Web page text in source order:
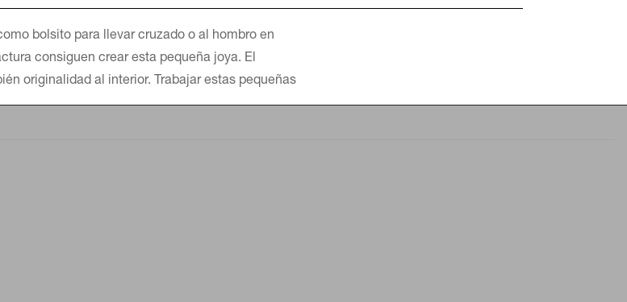
bolsito para llevar cruzado o al hombro en
consiguen crear esta pequeña joya. El
originalidad al interior. Trabajar estas pequeñas